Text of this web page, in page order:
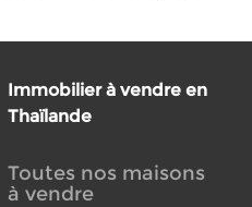
Immobilier à vendre en
Thaïlande
Toutes nos maisons
à vendre